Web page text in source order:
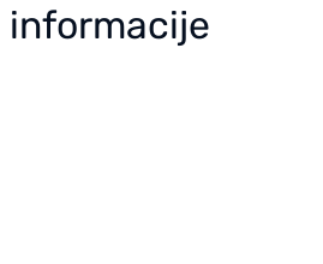
informacije